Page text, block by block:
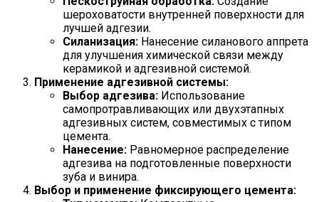
шероховатости внутренней поверхности для
лучшей адгезии.
Силанизация: Нанесение силанового аппрета
для улучшения химической связи между
керамикой и адгезивной системой.
Применение адгезивной системы:
Выбор адгезива: Использование
самопротравливающих или двухэтапных
адгезивных систем, совместимых с типом
цемента.
Нанесение: Равномерное распределение
адгезива на подготовленные поверхности
зуба и винира.
Выбор и применение фиксирующего цемента: